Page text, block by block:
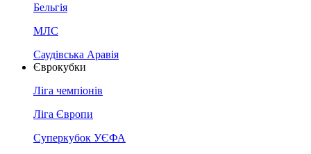
Бельгія
МЛС
Саудівська Аравія
Єврокубки
Ліга чемпіонів
Ліга Європи
Суперкубок УЄФА